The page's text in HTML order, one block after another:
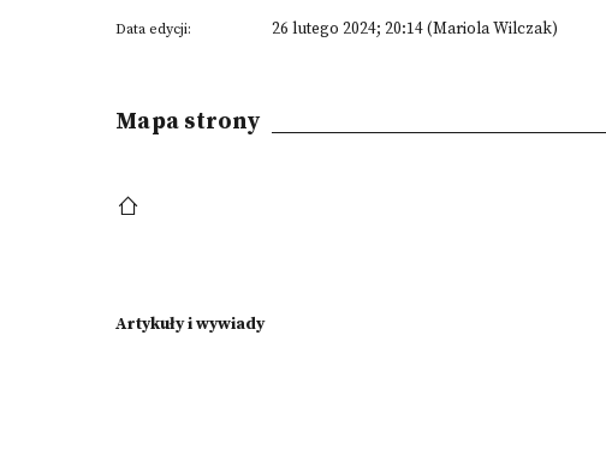
Data edycji: 26 lutego 2024; 20:14 (Mariola Wilczak)
Mapa strony
Artykuły i wywiady